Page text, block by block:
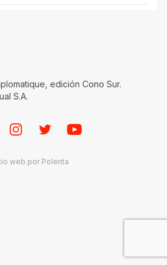
edición Cono Sur.
S.A.
InstagramTwitterYoutube
web por Polenta